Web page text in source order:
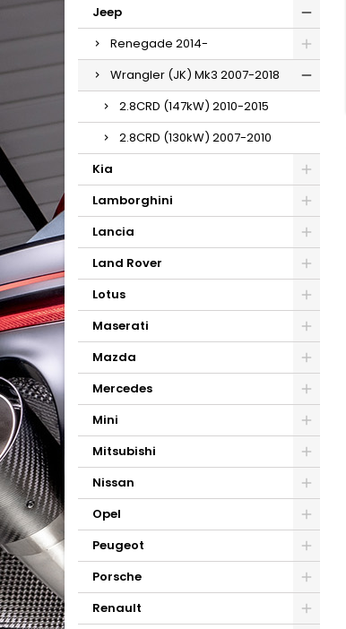
Jeep
Renegade 2014-
Wrangler (JK) Mk3 2007-2018
2.8CRD (147kW) 2010-2015
2.8CRD (130kW) 2007-2010
Kia
Lamborghini
Lancia
Land Rover
Lotus
Maserati
Mazda
Mercedes
Mini
Mitsubishi
Nissan
Opel
Peugeot
Porsche
Renault